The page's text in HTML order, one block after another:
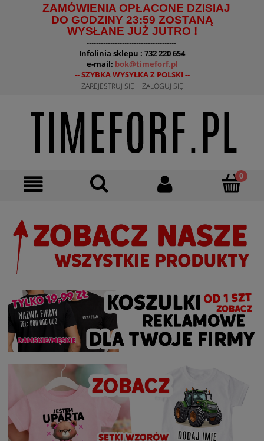
ZAMÓWIENIA OPŁACONE DZISIAJ
DO GODZINY 23:59 ZOSTANĄ
WYSŁANE JUŻ JUTRO !
--------------------------------------
Infolinia sklepu : 732 220 654
e-mail: bok@timeforf.pl
-- SZYBKA WYSYŁKA Z POLSKI --
ZAREJESTRUJ SIĘ ZALOGUJ SIĘ